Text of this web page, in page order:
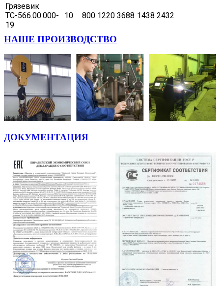
Грязевик
ТС-566.00.000-
19
10 800 1220 3688 1438 2432
НАШЕ ПРОИЗВОДСТВО
ДОКУМЕНТАЦИЯ